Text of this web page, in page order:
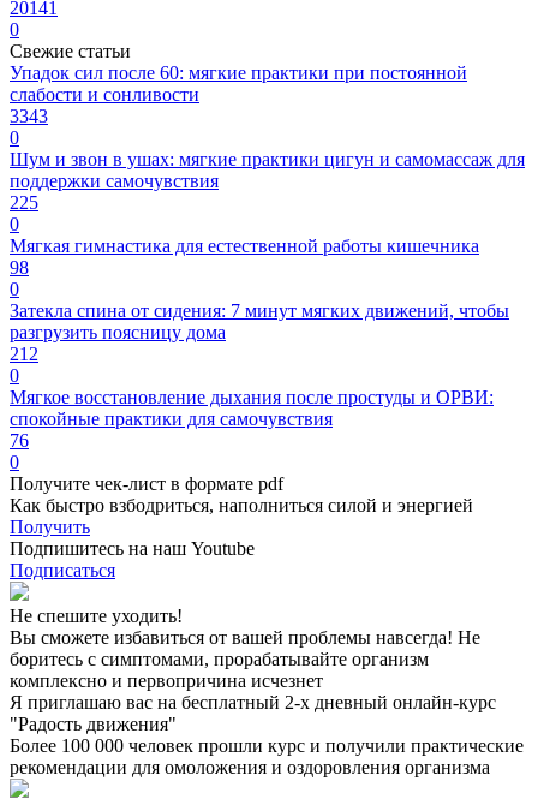
20141
0
Свежие статьи
Упадок сил после 60: мягкие практики при постоянной
слабости и сонливости
3343
0
Шум и звон в ушах: мягкие практики цигун и самомассаж для
поддержки самочувствия
225
0
Мягкая гимнастика для естественной работы кишечника
98
0
Затекла спина от сидения: 7 минут мягких движений, чтобы
разгрузить поясницу дома
212
0
Мягкое восстановление дыхания после простуды и ОРВИ:
спокойные практики для самочувствия
76
0
Получите чек-лист в формате pdf
Как быстро взбодриться, наполниться силой и энергией
Получить
Подпишитесь на наш Youtube
Подписаться
Не спешите уходить!
Вы сможете избавиться от вашей проблемы навсегда! Не
боритесь с симптомами, прорабатывайте организм
комплексно и первопричина исчезнет
Я приглашаю вас на бесплатный 2-х дневный онлайн-курс
"Радость движения"
Более 100 000 человек прошли курс и получили практические
рекомендации для омоложения и оздоровления организма